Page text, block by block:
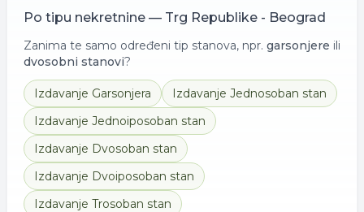
Po tipu nekretnine — Trg Republike - Beograd
Zanima te samo određeni tip stanova, npr. garsonjere ili
dvosobni stanovi?
Izdavanje Garsonjera Izdavanje Jednosoban stan
Izdavanje Jednoiposoban stan
Izdavanje Dvosoban stan
Izdavanje Dvoiposoban stan
Izdavanje Trosoban stan